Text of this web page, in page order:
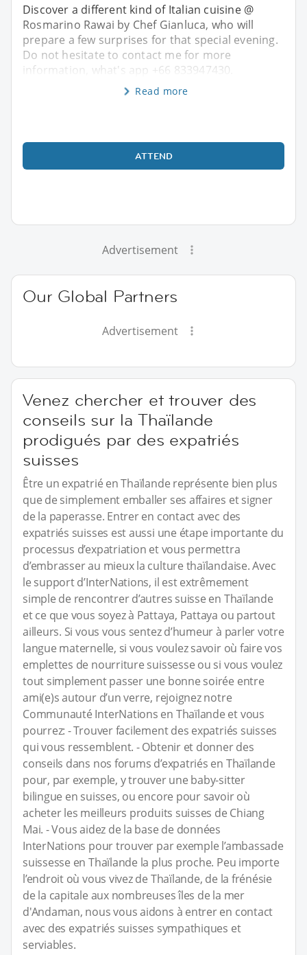
Discover a different kind of Italian cuisine @
Rosmarino Rawai by Chef Gianluca, who will
prepare a few surprises for that special evening.
Do not hesitate to contact me for more
information, what's app +66 833947430.
Read more
ATTEND
Advertisement
Our Global Partners
Advertisement
Venez chercher et trouver des
conseils sur la Thaïlande
prodigués par des expatriés
suisses
Être un expatrié en Thaïlande représente bien plus
que de simplement emballer ses affaires et signer
de la paperasse. Entrer en contact avec des
expatriés suisses est aussi une étape importante du
processus d’expatriation et vous permettra
d’embrasser au mieux la culture thaïlandaise. Avec
le support d’InterNations, il est extrêmement
simple de rencontrer d’autres suisse en Thaïlande
et ce que vous soyez à Pattaya, Pattaya ou partout
ailleurs. Si vous vous sentez d’humeur à parler votre
langue maternelle, si vous voulez savoir où faire vos
emplettes de nourriture suissesse ou si vous voulez
tout simplement passer une bonne soirée entre
ami(e)s autour d’un verre, rejoignez notre
Communauté InterNations en Thaïlande et vous
pourrez: - Trouver facilement des expatriés suisses
qui vous ressemblent. - Obtenir et donner des
conseils dans nos forums d’expatriés en Thaïlande
pour, par exemple, y trouver une baby-sitter
bilingue en suisses, ou encore pour savoir où
acheter les meilleurs produits suisses de Chiang
Mai. - Vous aidez de la base de données
InterNations pour trouver par exemple l’ambassade
suissesse en Thaïlande la plus proche. Peu importe
l’endroit où vous vivez de Thaïlande, de la frénésie
de la capitale aux nombreuses îles de la mer
d'Andaman, nous vous aidons à entrer en contact
avec des expatriés suisses sympathiques et
serviables.